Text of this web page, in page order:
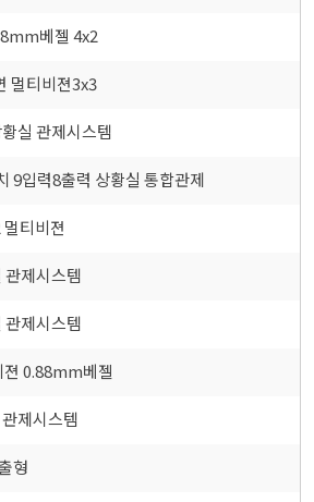
베젤 4x2
멀티비젼3x3
실 관제시스템
9입력8출력 상황실 통합관제
티비젼
관제시스템
관제시스템
젼 0.88mm베젤
제시스템
형